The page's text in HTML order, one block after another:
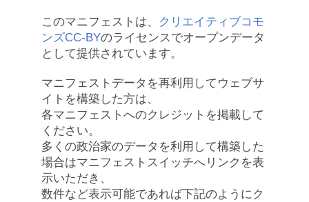
このマニフェストは、
クリエイティブコモ
ンズCC-BYのライセンスでオープンデータ
として提供されています。
マニフェストデータを再利用してウェブサ
イトを構築した方は、
各マニフェストへのクレジットを掲載して
ください。
多くの政治家のデータを利用して構築した
場合はマニフェストスイッチへリンクを表
示いただき、
数件など表示可能であれば下記のようにク